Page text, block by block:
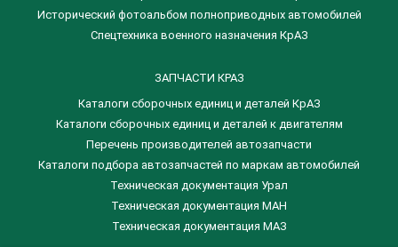
Исторический фотоальбом полноприводных автомобилей
Спецтехника военного назначения КрАЗ
ЗАПЧАСТИ КРАЗ
Каталоги сборочных единиц и деталей КрАЗ
​Каталоги сборочных единиц и деталей к двигателям
Перечень производителей автозапчасти
Каталоги подбора автозапчастей по маркам автомобилей
Техническая документация Урал
Техническая документация МАН
Техническая документация МАЗ